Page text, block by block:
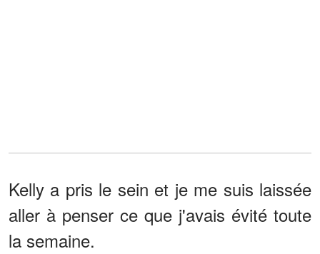
Kelly a pris le sein et je me suis laissée
aller à penser ce que j'avais évité toute
la semaine.